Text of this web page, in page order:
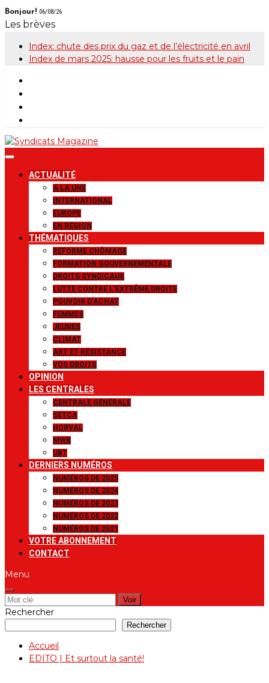
Skip
to
Bonjour! 06/08/26
Les brèves
Index: chute des prix du gaz et de l’électricité en avril
Index de mars 2025: hausse pour les fruits et le pain
Syndicats
Magazine
Le magazine de la FGTB
ACTUALITÉ
A LA UNE
INTERNATIONAL
EUROPE
EN RÉGION
THÉMATIQUES
RÉFORME CHÔMAGE
FORMATION GOUVERNEMENTALE
DROITS SYNDICAUX
LUTTE CONTRE L’EXTRÊME DROITE
POUVOIR D’ACHAT
FEMMES
JEUNES
CLIMAT
ART ET RÉSISTANCE
VOS DROITS
OPINION
LES CENTRALES
CENTRALE GÉNÉRALE
SETCA
HORVAL
MWB
UBT
DERNIERS NUMÉROS
NUMÉROS DE 2025
NUMÉROS DE 2024
NUMÉROS DE 2023
NUMÉROS DE 2022
NUMÉROS DE 2021
VOTRE ABONNEMENT
CONTACT
Menu
Rechercher:
Rechercher
Rechercher
Accueil
EDITO | Et surtout la santé!